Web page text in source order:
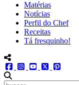
Matérias
Notícias
Perfil do Chef
Receitas
Tá fresquinho!
menu redes social
facebookinstagram
youtube
twitter